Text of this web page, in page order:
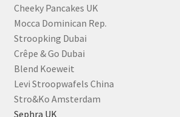
Cheeky Pancakes UK
Mocca Dominican Rep.
Stroopking Dubai
Crêpe & Go Dubai
Blend Koeweit
Levi Stroopwafels China
Stro&Ko Amsterdam
Sephra UK